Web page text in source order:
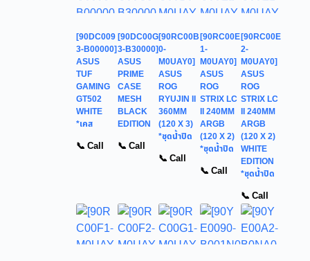
[90DC009
3-B00000]
ASUS
TUF
GAMING
GT502
WHITE
*เคส
📞 Call
[90DC00G
3-B30000]
ASUS
PRIME
CASE
MESH
BLACK
EDITION
📞 Call
[90RC00B
0-
M0UAY0]
ASUS
ROG
RYUJIN II
360MM
(120 X 3)
*ชุดน้ำปิด
📞 Call
[90RC00E
1-
M0UAY0]
ASUS
ROG
STRIX LC
II 240MM
ARGB
(120 X 2)
*ชุดน้ำปิด
📞 Call
[90RC00E
2-
M0UAY0]
ASUS
ROG
STRIX LC
II 240MM
ARGB
(120 X 2)
WHITE
EDITION
*ชุดน้ำปิด
📞 Call